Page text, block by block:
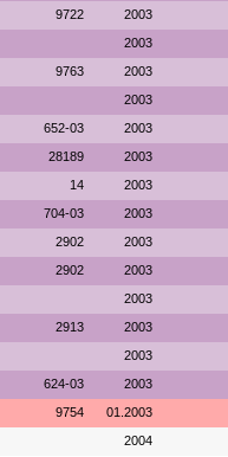
9722 2003
2003
9763 2003
2003
652-03 2003
28189 2003
14 2003
704-03 2003
2902 2003
2902 2003
2003
2913 2003
2003
624-03 2003
9754 01.2003
2004